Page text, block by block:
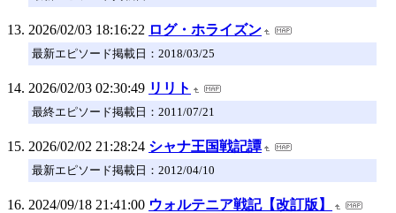
2026/02/03 18:16:22 ログ・ホライズン
最新エピソード掲載日：2018/03/25
2026/02/03 02:30:49 リリト
最終エピソード掲載日：2011/07/21
2026/02/02 21:28:24 シャナ王国戦記譚
最新エピソード掲載日：2012/04/10
2024/09/18 21:41:00 ウォルテニア戦記【改訂版】